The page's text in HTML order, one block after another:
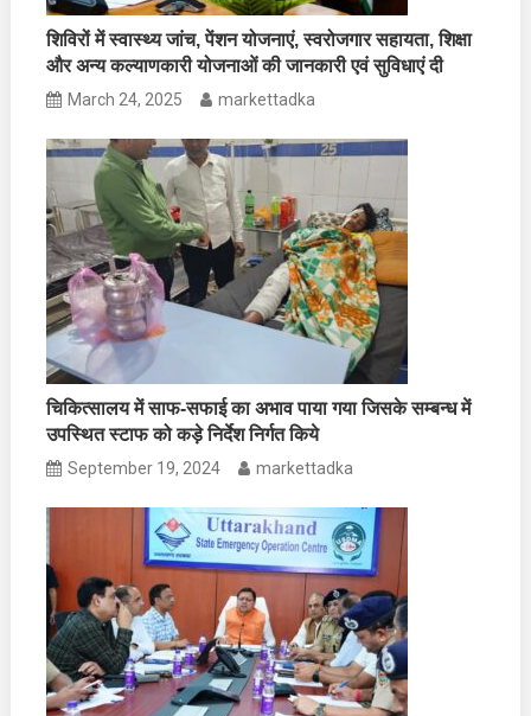
शिविरों में स्वास्थ्य जांच, पेंशन योजनाएं, स्वरोजगार सहायता, शिक्षा
और अन्य कल्याणकारी योजनाओं की जानकारी एवं सुविधाएं दी
March 24, 2025 markettadka
चिकित्सालय में साफ-सफाई का अभाव पाया गया जिसके सम्बन्ध में
उपस्थित स्टाफ को कड़े निर्देश निर्गत किये
September 19, 2024 markettadka